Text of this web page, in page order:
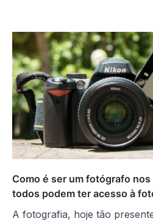
Como é ser um fotógrafo
todos podem ter acesso à
A fotografia, hoje tão